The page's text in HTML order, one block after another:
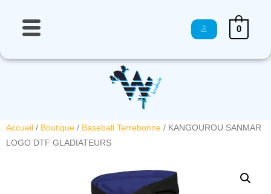
0
Accueil / Boutique / Baseball Terrebonne / KANGOUROU SANMAR
LOGO DTF GLADIATEURS